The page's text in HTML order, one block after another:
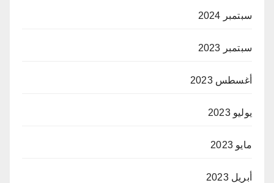
سبتمبر 2024
سبتمبر 2023
أغسطس 2023
يوليو 2023
مايو 2023
أبريل 2023